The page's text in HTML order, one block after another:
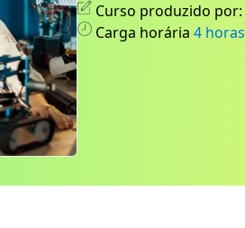
Curso produzido por:
Carga horária 4horas